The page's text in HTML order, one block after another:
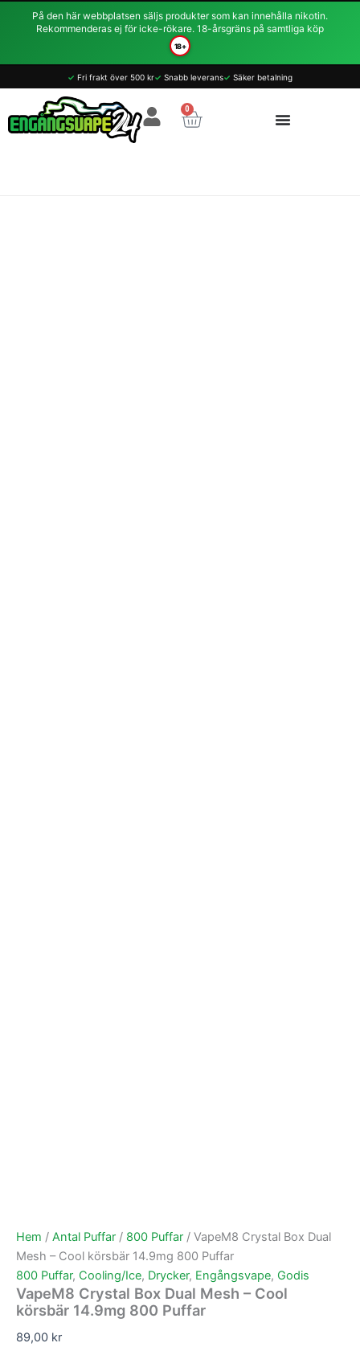
På den här webbplatsen säljs produkter som kan innehålla nikotin.
Rekommenderas ej för icke-rökare. 18-årsgräns på samtliga köp
18+
Hoppa
✓ Fri frakt över 500 kr✓ Snabb leverans✓ Säker betalning
0
Varukorg
Hem / Antal Puffar / 800 Puffar / VapeM8 Crystal Box Dual
Mesh – Cool körsbär 14.9mg 800 Puffar
800 Puffar, Cooling/Ice, Drycker, Engångsvape, Godis
VapeM8 Crystal Box Dual Mesh – Cool
körsbär 14.9mg 800 Puffar
89,00 kr